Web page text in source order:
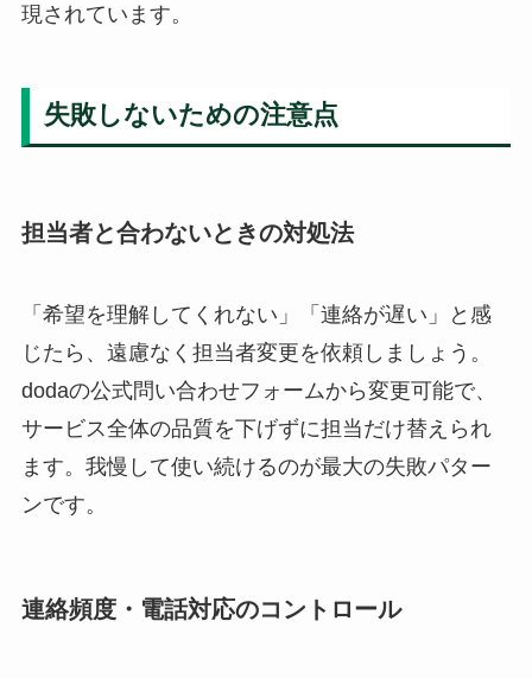
現されています。
失敗しないための注意点
担当者と合わないときの対処法
「希望を理解してくれない」「連絡が遅い」と感
じたら、遠慮なく担当者変更を依頼しましょう。
dodaの公式問い合わせフォームから変更可能で、
サービス全体の品質を下げずに担当だけ替えられ
ます。我慢して使い続けるのが最大の失敗パター
ンです。
連絡頻度・電話対応のコントロール